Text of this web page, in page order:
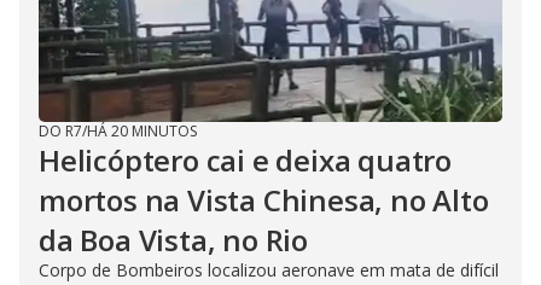
DO R7/HÁ 20 MINUTOS
Helicóptero cai e deixa quatro
mortos na Vista Chinesa, no Alto
da Boa Vista, no Rio
Corpo de Bombeiros localizou aeronave em mata de difícil